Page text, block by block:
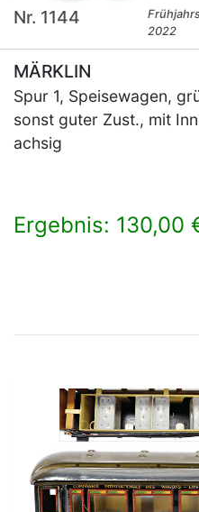
Nr. 1144
2022
MÄRKLIN
Spur 1, Speisewagen,
sonst guter Zust., mit
achsig
Ergebnis: 130,00